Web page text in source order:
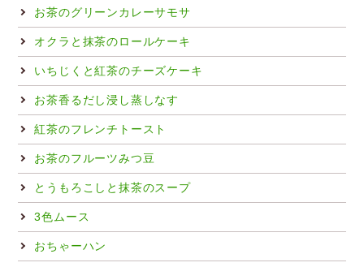
お茶のグリーンカレーサモサ
オクラと抹茶のロールケーキ
いちじくと紅茶のチーズケーキ
お茶香るだし浸し蒸しなす
紅茶のフレンチトースト
お茶のフルーツみつ豆
とうもろこしと抹茶のスープ
3色ムース
おちゃーハン